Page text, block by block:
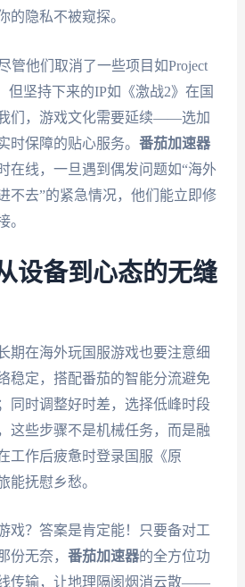
的隐私不被窥探。
管他们取消了一些项目如Project
但坚持下来的IP如《激战2》在国
们，游戏文化需要延续——选加
时保障的贴心服务。 番茄加速器
在线，一旦遇到偶发问题如“海外
不去”的紧急情况，他们能立即修
。
设备到心态的无缝
期在海外玩国服游戏也要注意细
稳定，搭配番茄的智能分流避免
同时调整好时差，选择低峰时段
这些步骤不是机械任务，而是融
工作后疲惫时登录国服《原
能抚慰乡愁。
戏？答案是肯定能！只要备对工
份无奈， 番茄加速器的全方位功
传输，让地理隔阂烟消云散——